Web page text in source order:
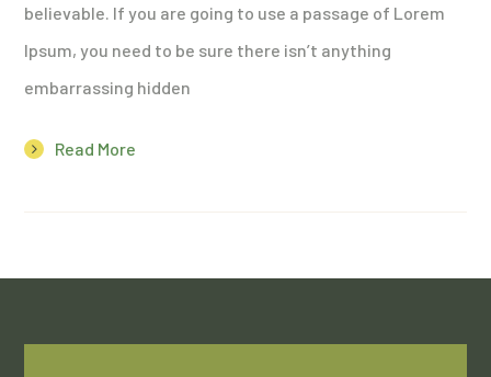
believable. If you are going to use a passage of Lorem
Ipsum, you need to be sure there isn’t anything
embarrassing hidden
Read More